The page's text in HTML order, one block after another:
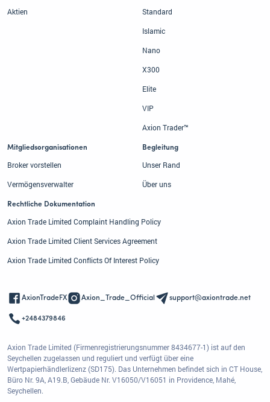
Aktien
Standard
Islamic
Nano
X300
Elite
VIP
Axion Trader™
Mitgliedsorganisationen
Broker vorstellen
Vermögensverwalter
Begleitung
Unser Rand
Über uns
Rechtliche Dokumentation
Axion Trade Limited Complaint Handling Policy
Axion Trade Limited Client Services Agreement
Axion Trade Limited Conflicts Of Interest Policy
AxionTradeFX Axion_Trade_Official support@axiontrade.net
+2484379846
Axion Trade Limited (Firmenregistrierungsnummer 8434677-1) ist auf den
Seychellen zugelassen und reguliert und verfügt über eine
Wertpapierhändlerlizenz (SD175). Das Unternehmen befindet sich in CT House,
Büro Nr. 9A, A19.B, Gebäude Nr. V16050/V16051 in Providence, Mahé,
Seychellen.